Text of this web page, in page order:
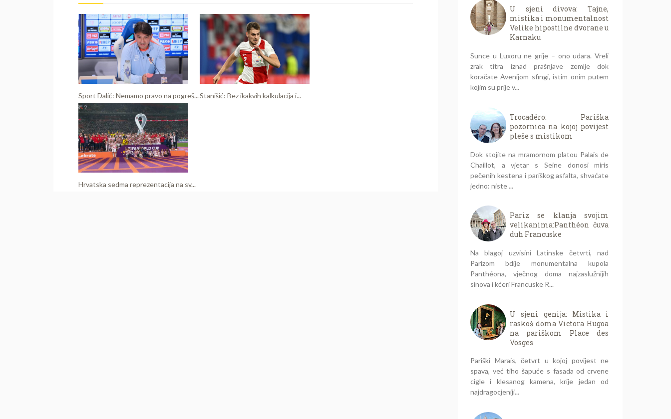
Sport Dalić: Nemamo pravo na pogreš...Stanišić: Bez ikakvih kalkulacija i...
Hrvatska sedma reprezentacija na sv...
U sjeni divova: Tajne,
mistika i monumentalnost
Velike hipostilne dvorane u
Karnaku
Sunce u Luxoru ne grije – ono udara. Vreli
zrak titra iznad prašnjave zemlje dok
koračate Avenijom sfingi, istim onim putem
kojim su prije v...
Trocadéro: Pariška
pozornica na kojoj povijest
pleše s mistikom
Dok stojite na mramornom platou Palais de
Chaillot, a vjetar s Seine donosi miris
pečenih kestena i pariškog asfalta, shvaćate
jedno: niste ...
Pariz se klanja svojim
velikanima:Panthéon čuva
duh Francuske
Na blagoj uzvisini Latinske četvrti, nad
Parizom bdije monumentalna kupola
Panthéona, vječnog doma najzaslužnijih
sinova i kćeri Francuske R...
U sjeni genija: Mistika i
raskoš doma Victora Hugoa
na pariškom Place des
Vosges
Pariški Marais, četvrt u kojoj povijest ne
spava, već tiho šapuće s fasada od crvene
cigle i klesanog kamena, krije jedan od
najdragocjeniji...